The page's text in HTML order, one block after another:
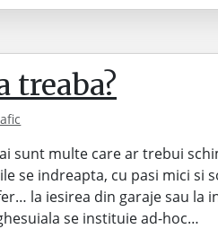
treaba?
sunt multe care ar trebui
se indreapta, cu pasi mici si
la iesirea din garaje sau la
se instituie ad-hoc…